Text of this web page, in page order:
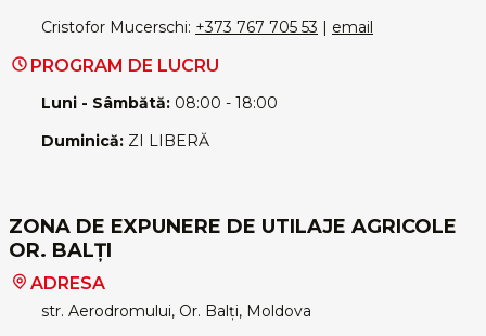
Cristofor Mucerschi: +373 767 705 53 | email
PROGRAM DE LUCRU
Luni - Sâmbătă: 08:00 - 18:00
Duminică: ZI LIBERĂ
ZONA DE EXPUNERE DE UTILAJE AGRICOLE
OR. BALȚI
ADRESA
str. Aerodromului, Or. Balți, Moldova